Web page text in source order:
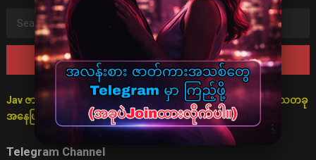
Search
Jav ဇာတ်လမ်းများသည် စိတ်ကူးဖြင့်သာ ပုံဖော်ထားသောကြောင့် ရသတခု
အနေဖြင့်သာ ကြည့်ရှုရန် မေတ္တာရပ်ခံအပ်ပါသည်။
Telegram Channel